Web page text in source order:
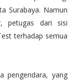
Surabaya. Namun
petugas dari sisi
terhadap semua
pengendara, yang